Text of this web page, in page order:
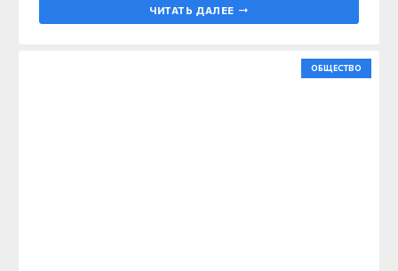
ЧИТАТЬ ДАЛЕЕ
ОБЩЕСТВО